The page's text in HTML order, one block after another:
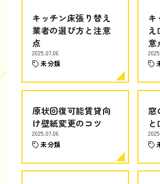
キッチン床張り替え
業者の選び方と注意
点
2025.07.06
未分類
キ
意
原状回復可能賃貸向
け壁紙変更のコツ
2025.07.06
未分類
窓